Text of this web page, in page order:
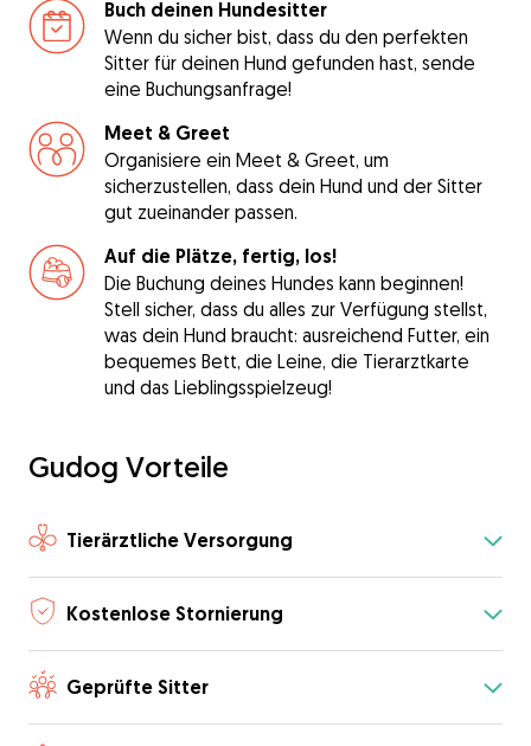
Buch deinen Hundesitter
Wenn du sicher bist, dass du den perfekten
Sitter für deinen Hund gefunden hast, sende
eine Buchungsanfrage!
Meet & Greet
Organisiere ein Meet & Greet, um
sicherzustellen, dass dein Hund und der Sitter
gut zueinander passen.
Auf die Plätze, fertig, los!
Die Buchung deines Hundes kann beginnen!
Stell sicher, dass du alles zur Verfügung stellst,
was dein Hund braucht: ausreichend Futter, ein
bequemes Bett, die Leine, die Tierarztkarte
und das Lieblingsspielzeug!
Gudog Vorteile
Tierärztliche Versorgung
Kostenlose Stornierung
Geprüfte Sitter